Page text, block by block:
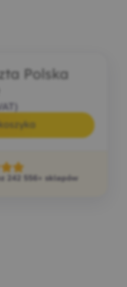
Polska
242 556+ sklepów